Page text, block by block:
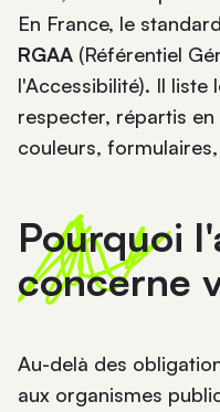
En France, le
RGAA (Référentiel
l'Accessibilité). Il liste
respecter, répartis en
couleurs,
Pourquoi
concerne
Au-delà des
aux organismes